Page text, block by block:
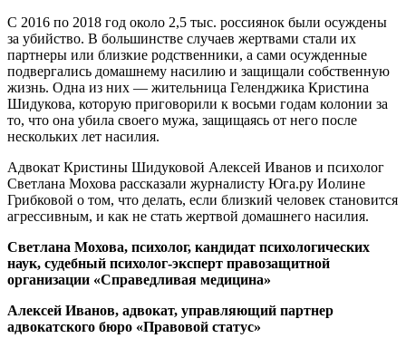
С 2016 по 2018 год около 2,5 тыс. россиянок были осуждены
за убийство. В большинстве случаев жертвами стали их
партнеры или близкие родственники, а сами осужденные
подвергались домашнему насилию и защищали собственную
жизнь. Одна из них — жительница Геленджика Кристина
Шидукова, которую приговорили к восьми годам колонии за
то, что она убила своего мужа, защищаясь от него после
нескольких лет насилия.
Адвокат Кристины Шидуковой Алексей Иванов и психолог
Светлана Мохова рассказали журналисту Юга.ру Иолине
Грибковой о том, что делать, если близкий человек становится
агрессивным, и как не стать жертвой домашнего насилия.
Светлана Мохова, психолог, кандидат психологических
наук, судебный психолог-эксперт правозащитной
организации «Справедливая медицина»
Алексей Иванов, адвокат, управляющий партнер
адвокатского бюро «Правовой статус»